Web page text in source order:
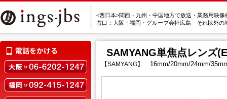
<西日本>関西・九州・中国地方で放送・業務用映
窓口：大阪・福岡・グループ会社広島 それ以外の
SAMYANG単焦点レンズ
【SAMYANG】 16mm/20mm/24mm/